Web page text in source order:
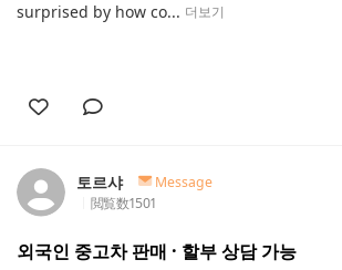
surprised by how co... 더보기
토르샤
Message
閲覧数1501
외국인 중고차 판매 · 할부 상담 가능